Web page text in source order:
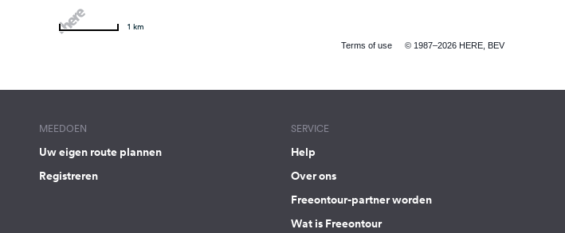
Terms of use © 1987–2026 HERE, BEV
1 km
MEEDOEN
Uw eigen route plannen
Registreren
SERVICE
Help
Over ons
Freeontour-partner worden
Wat is Freeontour